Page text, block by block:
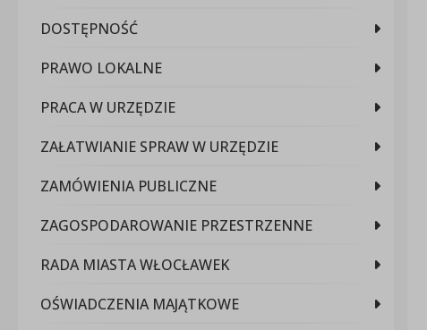
DOSTĘPNOŚĆ
PRAWO LOKALNE
PRACA W URZĘDZIE
ZAŁATWIANIE SPRAW W URZĘDZIE
ZAMÓWIENIA PUBLICZNE
ZAGOSPODAROWANIE PRZESTRZENNE
RADA MIASTA WŁOCŁAWEK
OŚWIADCZENIA MAJĄTKOWE